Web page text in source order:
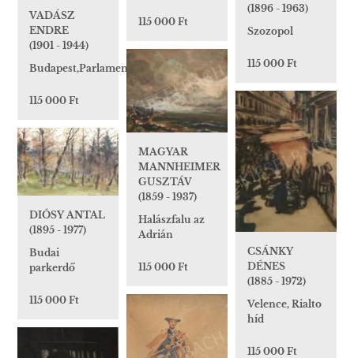
115 000 Ft
(1896 - 1963)
Szozopol
115 000 Ft
VADÁSZ
ENDRE
(1901 - 1944)
Budapest,Parlament
115 000 Ft
MAGYAR
MANNHEIMER
GUSZTÁV
(1859 - 1937)
Halászfalu az
Adrián
115 000 Ft
CSÁNKY
DÉNES
(1885 - 1972)
Velence, Rialto
híd
115 000 Ft
DIÓSY ANTAL
(1895 - 1977)
Budai
parkerdő
115 000 Ft